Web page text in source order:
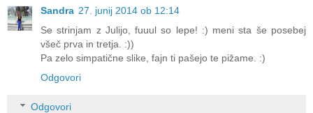
Sandra 27. junij 2014 ob 12:14
Se strinjam z Julijo, fuuul so lepe! :) meni sta še posebej
všeč prva in tretja. :))
Pa zelo simpatične slike, fajn ti pašejo te pižame. :)
Odgovori
Odgovori